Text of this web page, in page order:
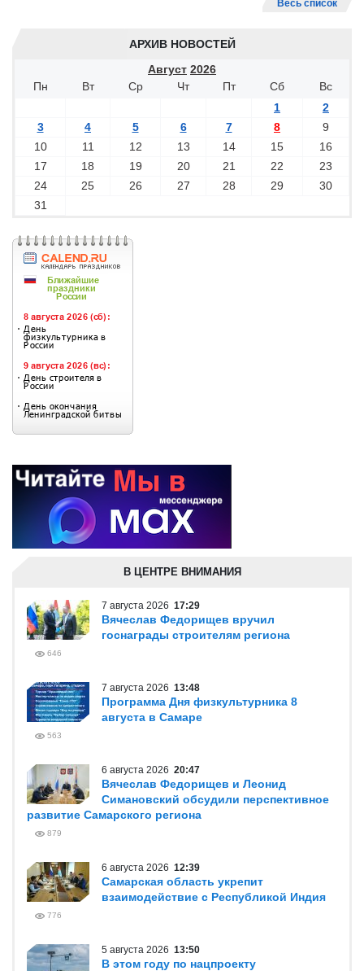
Весь список
АРХИВ НОВОСТЕЙ
Август 2026
Пн
Вт Ср Чт Пт Сб
Вс
1
2
3
4 5 6 7 8
9
10
11 12 13 14 15
16
17
18 19 20 21 22
23
24
25 26 27 28 29
30
31
В ЦЕНТРЕ ВНИМАНИЯ
7 августа 2026 17:29
Вячеслав Федорищев вручил
госнаграды строителям региона
646
7 августа 2026 13:48
Программа Дня физкультурника 8
августа в Самаре
563
6 августа 2026 20:47
Вячеслав Федорищев и Леонид
Симановский обсудили перспективное
развитие Самарского региона
879
6 августа 2026 12:39
Самарская область укрепит
взаимодействие с Республикой Индия
776
5 августа 2026 13:50
В этом году по нацпроекту